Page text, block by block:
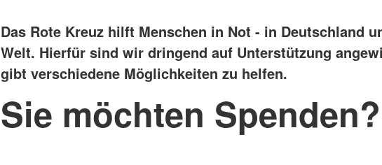
Das Rote Kreuz hilft Menschen in Not - in Deutschland
Welt. Hierfür sind wir dringend auf Unterstützung
gibt verschiedene Möglichkeiten zu helfen.
Sie möchten Spenden?